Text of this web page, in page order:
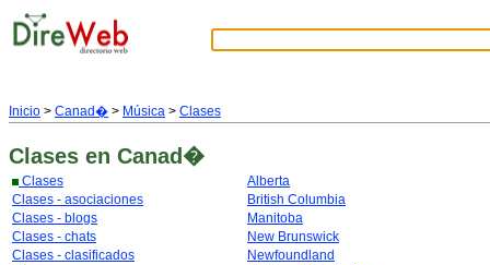
Inicio > Canad� > Música > Clases
Clases en Canad�
Clases
Clases - asociaciones
Clases - blogs
Clases - chats
Clases - clasificados
Alberta
British Columbia
Manitoba
New Brunswick
Newfoundland